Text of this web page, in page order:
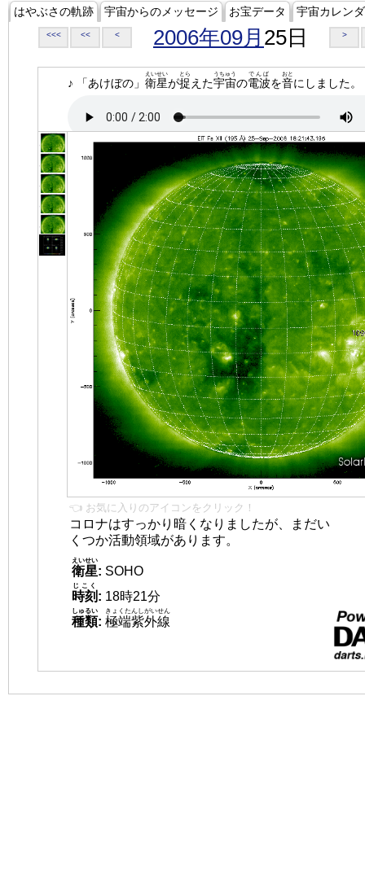
はやぶさの軌跡 宇宙からのメッセージ お宝データ 宇宙カレン
<<< << < 2006年09月 25日 >
♪ 「あけぼの」 衛星
えいせい
が捉
とら
えた宇宙
うちゅう
の電波
でんぱ
を音
おと
にしました。
👈 お気に入りのアイコンをクリック！
コロナはすっかり暗くなりましたが、まだい
くつか活動領域があります。
衛星
えいせい
: SOHO
時刻
じこく
: 18時21分
種類
しゅるい
: 極端紫外線
きょくたんしがいせん